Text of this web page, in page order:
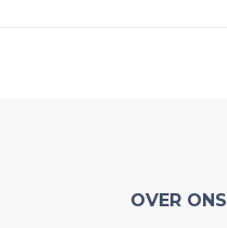
OVER ONS